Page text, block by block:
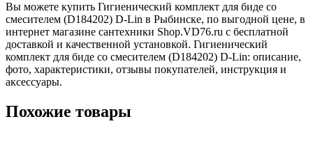
Вы можете купить Гигиенический комплект для биде со
смесителем (D184202) D-Lin в Рыбинске, по выгодной цене, в
интернет магазине сантехники Shop.VD76.ru с бесплатной
доставкой и качественной установкой. Гигиенический
комплект для биде со смесителем (D184202) D-Lin: описание,
фото, характеристики, отзывы покупателей, инструкция и
аксессуары.
Похожие товары